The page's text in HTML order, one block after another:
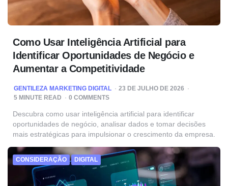
Como Usar Inteligência Artificial para
Identificar Oportunidades de Negócio e
Aumentar a Competitividade
POSTED
BY
GENTILEZA MARKETING DIGITAL
23 DE JULHO DE 2026
5 MINUTE READ 0 COMMENTS
Descubra como usar inteligência artificial para identificar
oportunidades de negócio, analisar dados e tomar decisões
mais estratégicas para impulsionar o crescimento da empresa.
CONSIDERAÇÃO DIGITAL